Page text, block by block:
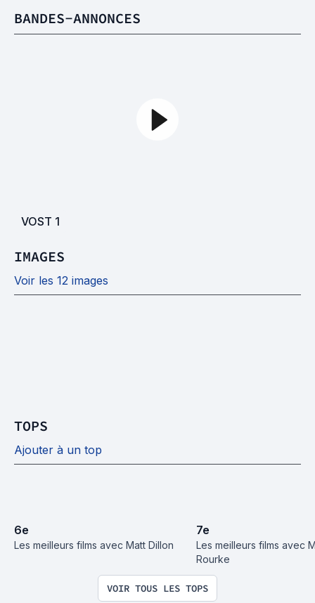
BANDES-ANNONCES
VOST 1
IMAGES
Voir les 12 images
TOPS
Ajouter à un top
6e
Les meilleurs films avec Matt Dillon
7e
Les meilleurs films avec
Rourke
VOIR TOUS LES TOPS